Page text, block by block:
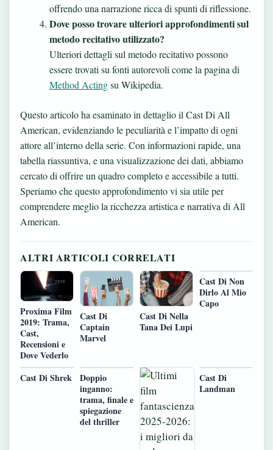
offrendo una narrazione ricca di spunti di riflessione.
Dove posso trovare ulteriori approfondimenti sul
metodo recitativo utilizzato?
Ulteriori dettagli sul metodo recitativo possono
essere trovati su fonti autorevoli come la pagina di
Method Actingsu Wikipedia.
Questo articolo ha esaminato in dettaglio il Cast Di All
American, evidenziando le peculiarità e l’impatto di ogni
attore all’interno della serie. Con informazioni rapide, una
tabella riassuntiva, e una visualizzazione dei dati, abbiamo
cercato di offrire un quadro completo e accessibile a tutti.
Speriamo che questo approfondimento vi sia utile per
comprendere meglio la ricchezza artistica e narrativa di All
American.
ALTRI ARTICOLI CORRELATI
Proxima Film
2019: Trama,
Cast,
Recensioni e
Dove Vederlo
Cast Di
Captain
Marvel
Cast Di Nella
Tana Dei Lupi
Cast Di Non
Dirlo Al Mio
Capo
Cast Di Shrek
Doppio
inganno:
trama, finale e
spiegazione
del thriller
Cast Di
Landman